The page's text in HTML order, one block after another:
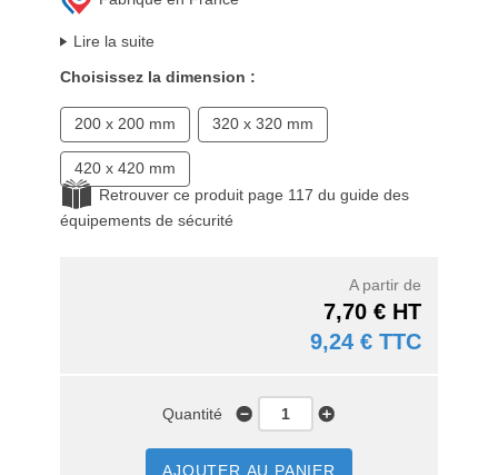
Lire la suite
Choisissez la dimension :
200 x 200 mm 320 x 320 mm
420 x 420 mm
Retrouver ce produit page 117 du guide des
équipements de sécurité
A partir de
7,70 € HT
9,24 € TTC
Quantité
AJOUTER AU PANIER